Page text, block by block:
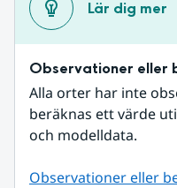
Lär dig mer
Observationer eller
Alla orter har inte
beräknas ett värde
och modelldata.
Observationer eller